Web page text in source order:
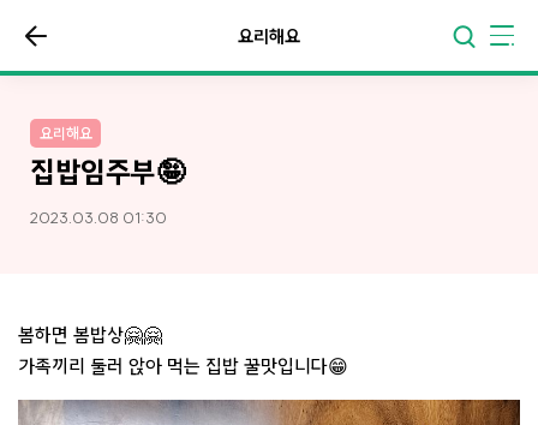
요리해요
요리해요
집밥임주부🤪
2023.03.08 01:30
봄하면 봄밥상🤗🤗
가족끼리 둘러 앉아 먹는 집밥 꿀맛입니다😁